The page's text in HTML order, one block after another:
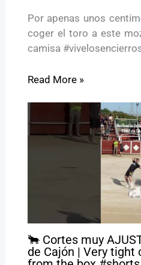
Por apenas unos
coger el toro a este
camisa
Read More »
🐂 Cortes muy
de Cajón | Very tight